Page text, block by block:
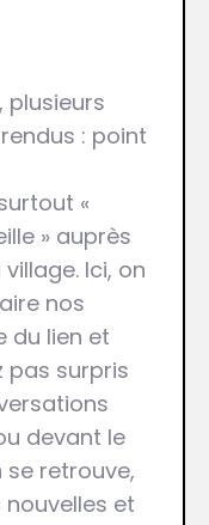
plusieurs
: point
«
» auprès
Ici, on
nos
du lien et
pas surpris
devant le
se retrouve,
et